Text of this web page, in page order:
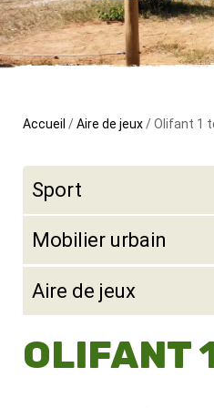
Accueil /Aire de jeux/ Olifant 1
Sport
Mobilier urbain
Aire de jeux
OLIFANT